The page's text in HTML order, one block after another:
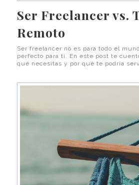
Ser Freelancer vs.
Remoto
Ser freelancer no es para todo el
perfecto para ti. En este post te
qué necesitas y por qué te podría